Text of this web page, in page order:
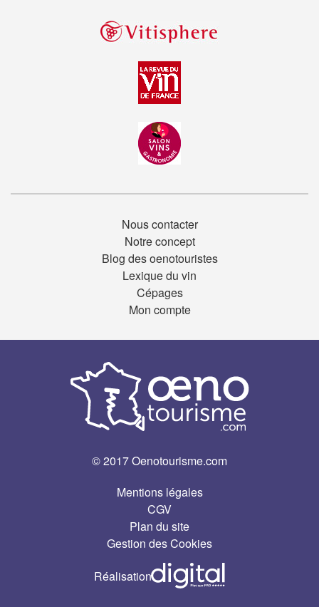
Nous contacter
Notre concept
Blog des oenotouristes
Lexique du vin
Cépages
Mon compte
© 2017 Oenotourisme.com
Réalisation
Mentions légales
CGV
Plan du site
Gestion des Cookies